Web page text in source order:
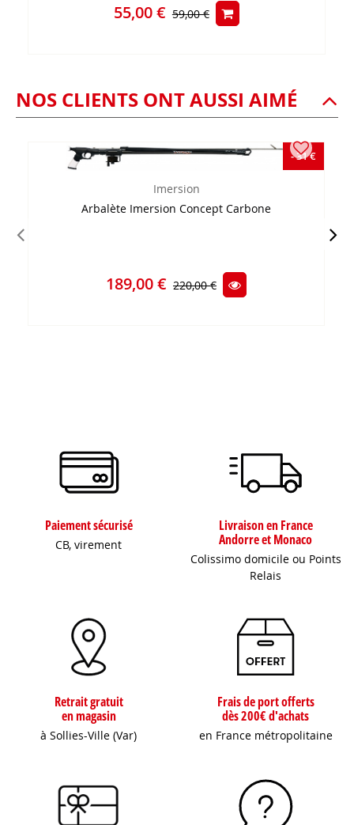
55,00 € 59,00 €
NOS CLIENTS ONT AUSSI AIMÉ
- 31 €
Imersion
Arbalète Imersion Concept Carbone
189,00 € 220,00 €
Paiement sécurisé
CB, virement
Livraison en France
Andorre et Monaco
Colissimo domicile ou Points
Relais
Retrait gratuit
en magasin
à Sollies-Ville (Var)
Frais de port offerts
dès 200€ d'achats
en France métropolitaine